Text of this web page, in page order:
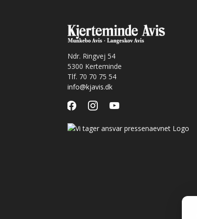
Ndr. Ringvej 54
5300 Kerteminde
Tlf. 70 70 75 54
info@kjavis.dk
facebookinstagramyoutube